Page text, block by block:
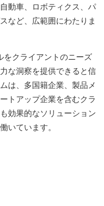
動車、ロボティクス、パ
など、広範囲にわたりま
をクライアントのニーズ
な洞察を提供できると信
は、多国籍企業、製品メ
トアップ企業を含むクラ
効果的なソリューション
いています。